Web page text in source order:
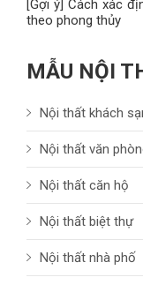
[Gợi ý] Cách xác
theo phong thủy
MẪU NỘI
Nội thất khách
Nội thất văn
Nội thất căn hộ
Nội thất biệt thự
Nội thất nhà phố